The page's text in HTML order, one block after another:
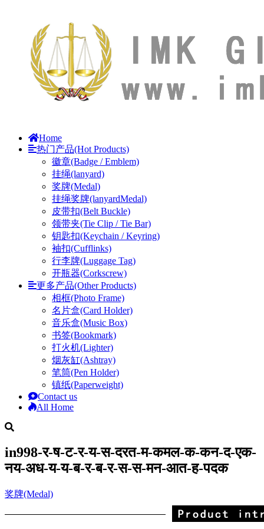
Home
热门产品(Hot Products)
徽章(Badge / Emblem)
挂绳(lanyard)
奖牌(Medal)
挂绳奖牌(lanyardMedal)
皮带扣(Belt Buckle)
领带夹(Tie Clip / Tie Bar)
钥匙扣(Keychain / Keyring)
袖扣(Cufflinks)
行李牌(Luggage Tag)
开瓶器(Corkscrew)
更多产品(Other Products)
相框(Photo Frame)
名片盒(Card Holder)
音乐盒(Music Box)
书签(Bookmark)
打火机(Lighter)
烟灰缸(Ashtray)
笔筒(Pen Holder)
镇纸(Paperweight)
Contact us
All Home
in998-र-ष-ट-र-य-स-दरत-म-कमल-क-कन-द-एक-
नय-अध-य-य-ब-र-ब-र-स-स-मन-आत-ह-पदक
奖牌(Medal)